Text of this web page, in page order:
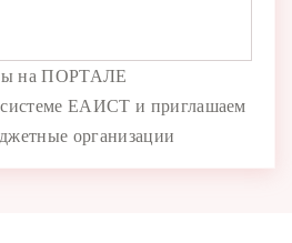
на ПОРТАЛЕ
ЕАИСТ и приглашаем
организации